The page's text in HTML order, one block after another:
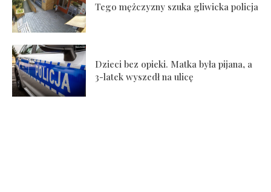
Tego mężczyzny szuka gliwicka policja
Dzieci bez opieki. Matka była pijana, a
3-latek wyszedł na ulicę